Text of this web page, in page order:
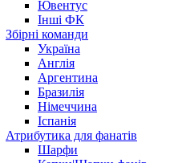
Ювентус
Інші ФК
Збірні команди
Україна
Англія
Аргентина
Бразилія
Німеччина
Іспанія
Атрибутика для фанатів
Шарфи